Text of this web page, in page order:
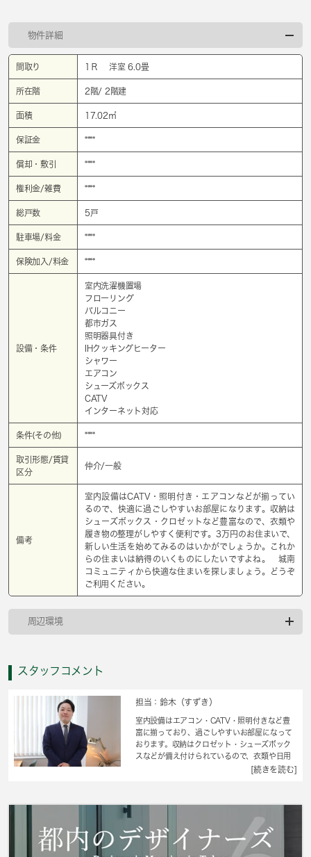
物件詳細
間取り 1Ｒ 洋室 6.0畳
所在階 2階/ 2階建
面積 17.02㎡
保証金 ****
償却・敷引 ****
権利金/雑費 ****
総戸数 5戸
駐車場/料金 ****
保険加入/料金 ****
設備・条件
室内洗濯機置場
フローリング
バルコニー
都市ガス
照明器具付き
IHクッキングヒーター
シャワー
エアコン
シューズボックス
CATV
インターネット対応
条件(その他) ****
取引形態/賃貸
区分
仲介/一般
備考
室内設備はCATV・照明付き・エアコンなどが揃ってい
るので、快適に過ごしやすいお部屋になります。収納は
シューズボックス・クロゼットなど豊富なので、衣類や
履き物の整理がしやすく便利です。3万円のお住まいで、
新しい生活を始めてみるのはいかがでしょうか。これか
らの住まいは納得のいくものにしたいですよね。 城南
コミュニティから快適な住まいを探しましょう。どうぞ
ご利用ください。
周辺環境
スタッフコメント
担当：鈴木（すずき）
室内設備はエアコン・CATV・照明付きなど豊
富に揃っており、過ごしやすいお部屋になって
おります。収納はクロゼット・シューズボック
スなどが備え付けられているので、衣類や日用
品の収納に重宝します。この物件はバルコニー
の回線が繋がっているので快適なお住まい。空
市で地元の方に愛されていると自負しておりま
す。理由としては、豊富な物件情報を有してい
ることにあるでしょう。
[続きを読む]